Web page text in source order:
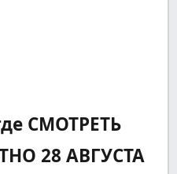
СМОТРЕТЬ
28 АВГУСТА